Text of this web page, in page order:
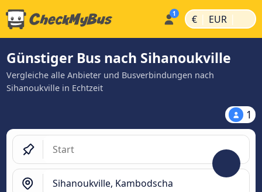
€ | EUR |
Günstiger Bus nach Sihanoukville
Vergleiche alle Anbieter und Busverbindungen nach
Sihanoukville in Echtzeit
1